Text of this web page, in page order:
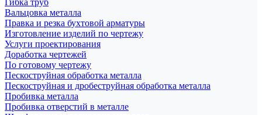
Гибка труб
Вальцовка металла
Правка и резка бухтовой арматуры
Изготовление изделий по чертежу
Услуги проектирования
Доработка чертежей
По готовому чертежу
Пескоструйная обработка металла
Пескоструйная и дробеструйная обработка металла
Пробивка металла
Пробивка отверстий в металле